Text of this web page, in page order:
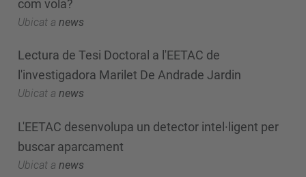
com vola?
Ubicat a news
Lectura de Tesi Doctoral a l'EETAC de
l'investigadora Marilet De Andrade Jardin
Ubicat a news
L'EETAC desenvolupa un detector intel·ligent per
buscar aparcament
Ubicat a news